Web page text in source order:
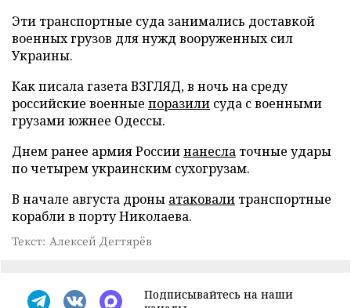
Эти транспортные суда занимались доставкой
военных грузов для нужд вооруженных сил
Украины.
Как писала газета ВЗГЛЯД, в ночь на среду
российские военные поразили суда с военными
грузами южнее Одессы.
Днем ранее армия Россиинанесла точные удары
по четырем украинским сухогрузам.
В начале августа дроны атаковали транспортные
корабли в порту Николаева.
Текст: Алексей Дегтярёв
Подписывайтесь на наши